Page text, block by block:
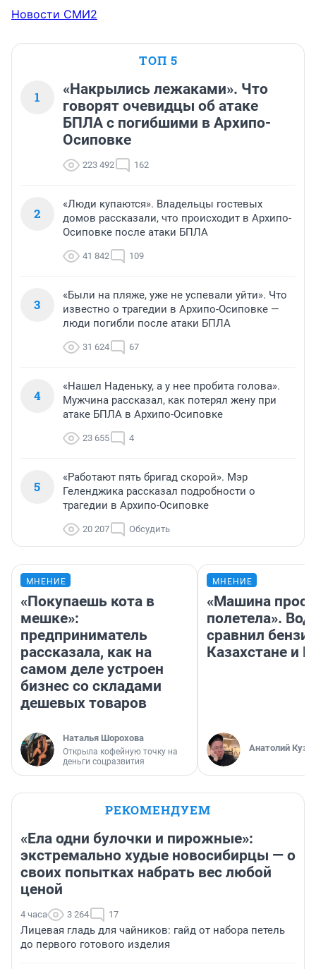
Новости СМИ2
ТОП 5
1
«Накрылись лежаками». Что
говорят очевидцы об атаке
БПЛА с погибшими в Архипо-
Осиповке
223 492 162
2
«Люди купаются». Владельцы гостевых
домов рассказали, что происходит в Архипо-
Осиповке после атаки БПЛА
41 842 109
3
«Были на пляже, уже не успевали уйти». Что
известно о трагедии в Архипо-Осиповке —
люди погибли после атаки БПЛА
31 624 67
4
«Нашел Наденьку, а у нее пробита голова».
Мужчина рассказал, как потерял жену при
атаке БПЛА в Архипо-Осиповке
23 655 4
5
«Работают пять бригад скорой». Мэр
Геленджика рассказал подробности о
трагедии в Архипо-Осиповке
20 207 Обсудить
МНЕНИЕ
«Покупаешь кота в
мешке»:
предприниматель
рассказала, как на
самом деле устроен
бизнес со складами
дешевых товаров
Наталья Шорохова
Открыла кофейную точку на
деньги соцразвития
МНЕНИЕ
«Машина
полетела».
сравнил
Казахстане и
Анатолий
РЕКОМЕНДУЕМ
«Ела одни булочки и пирожные»:
экстремально худые новосибирцы — о
своих попытках набрать вес любой
ценой
4 часа 3 264 17
Лицевая гладь для чайников: гайд от набора петель
до первого готового изделия